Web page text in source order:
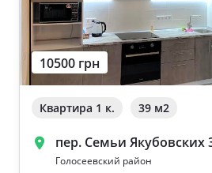
10500 грн
Квартира 1 к. 39 м2
пер. Семьи Якубовских
Голосеевский район